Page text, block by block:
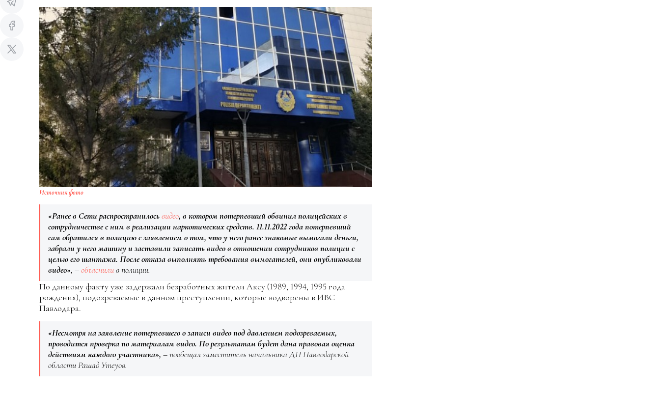
Источник фото
«Ранее в Сети распространилосьвидео, в котором потерпевший обвинил полицейских в
сотрудничестве с ним в реализации наркотических средств. 11.11.2022 года потерпевший
сам обратился в полицию с заявлением о том, что у него ранее знакомые вымогали деньги,
забрали у него машину и заставили записать видео в отношении сотрудников полиции с
целью его шантажа. После отказа выполнять требования вымогателей, они опубликовали
видео», –объяснилив полиции.
По данному факту уже задержали безработных жители Аксу (1989, 1994, 1995 года
рождения), подозреваемые в данном преступлении, которые водворены в ИВС
Павлодара.
«Несмотря на заявление потерпевшего о записи видео под давлением подозреваемых,
проводится проверка по материалам видео. По результатам будет дана правовая оценка
действиям каждого участника», – пообещал заместитель начальника ДП Павлодарской
области Рашад Утеуов.